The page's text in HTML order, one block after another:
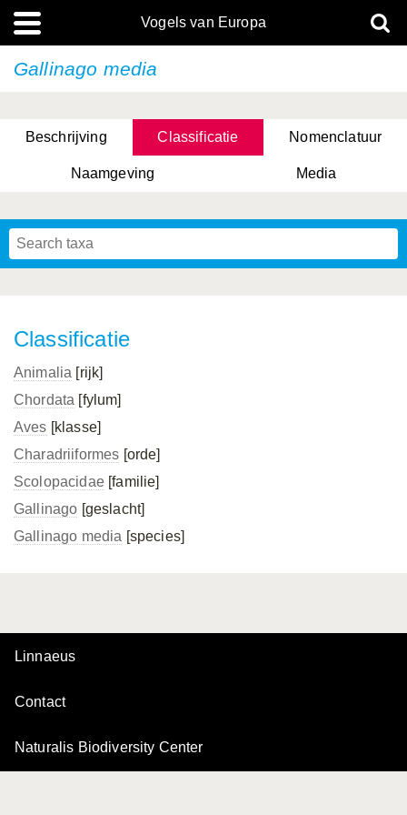
Vogels van Europa
Gallinago media
Beschrijving Classificatie Nomenclatuur
Naamgeving Media
Classificatie
Animalia [rijk]
Chordata [fylum]
Aves [klasse]
Charadriiformes [orde]
Scolopacidae[familie]
Gallinago [geslacht]
Gallinago media [species]
Linnaeus
Contact
Naturalis Biodiversity Center